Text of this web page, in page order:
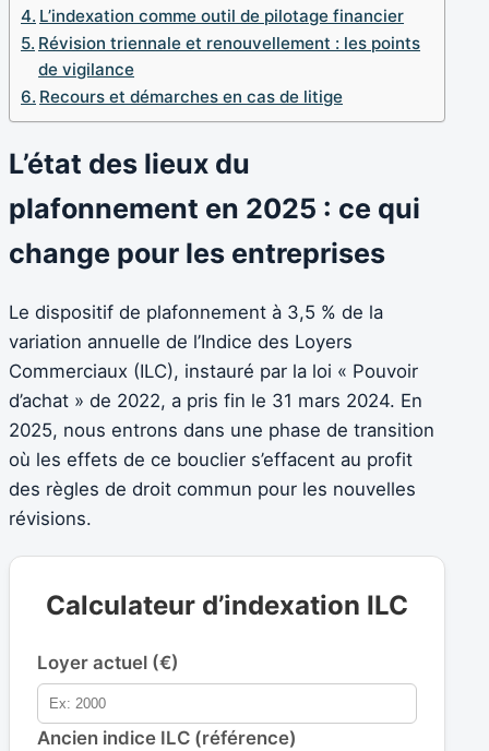
L’indexation comme outil de pilotage financier
Révision triennale et renouvellement : les points
de vigilance
Recours et démarches en cas de litige
L’état des lieux du
plafonnement en 2025 : ce qui
change pour les entreprises
Le dispositif de plafonnement à 3,5 % de la
variation annuelle de l’Indice des Loyers
Commerciaux (ILC), instauré par la loi « Pouvoir
d’achat » de 2022, a pris fin le 31 mars 2024. En
2025, nous entrons dans une phase de transition
où les effets de ce bouclier s’effacent au profit
des règles de droit commun pour les nouvelles
révisions.
Calculateur d’indexation ILC
Loyer actuel (€)
Ancien indice ILC (référence)